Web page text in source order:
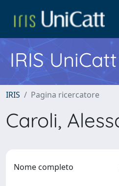
IRIS UniCatt
IRIS Pagina ricercatore
Caroli,
Nome completo